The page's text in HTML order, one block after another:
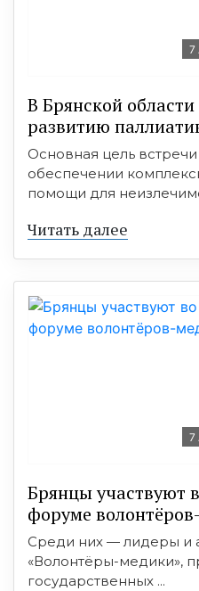
7
В Брянской
развитию
Основная цель
обеспечении
помощи для
Читать далее
7
Брянцы участвуют
форуме
Среди них — лидеры и
«Волонтёры-медики»,
государственных ...